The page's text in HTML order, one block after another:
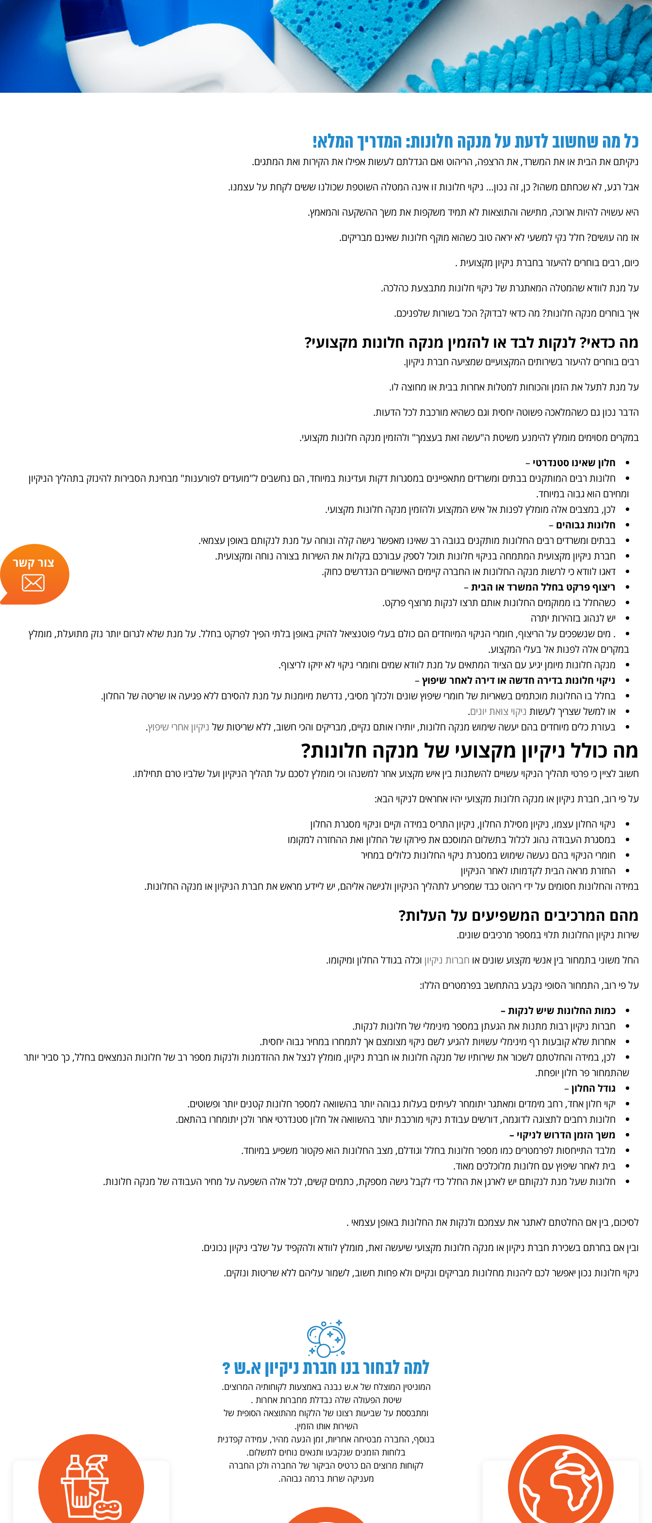
כל מה שחשוב לדעת על מנקה חלונות: המדריך המלא!
ניקיתם את הבית או את המשרד, את הרצפה, הריהוט ואם הגדלתם לעשות אפילו את הקירות ואת המתגים.
אבל רגע, לא שכחתם משהו? כן, זה נכון… ניקוי חלונות זו אינה המטלה השוטפת שכולנו ששים לקחת על עצמנו.
היא עשויה להיות ארוכה, מתישה והתוצאות לא תמיד משקפות את משך ההשקעה והמאמץ.
אז מה עושים? חלל נקי למשעי לא יראה טוב כשהוא מוקף חלונות שאינם מבריקים.
כיום, רבים בוחרים להיעזר בחברת ניקיון מקצועית .
על מנת לוודא שהמטלה המאתגרת של ניקוי חלונות מתבצעת כהלכה.
איך בוחרים מנקה חלונות? מה כדאי לבדוק? הכל בשורות שלפניכם.
מה כדאי?לנקות לבד או להזמין מנקה חלונות מקצועי?
רבים בוחרים להיעזר בשירותים המקצועיים שמציעה חברת ניקיון.
על מנת לתעל את הזמן והכוחות למטלות אחרות בבית או מחוצה לו.
הדבר נכון גם כשהמלאכה פשוטה יחסית וגם כשהיא מורכבת לכל הדעות.
במקרים מסוימים מומלץ להימנע משיטת ה"עשה זאת בעצמך" ולהזמין מנקה חלונות מקצועי.
חלון שאינו סטנדרטי –
חלונות רבים המותקנים בבתים ומשרדים מתאפיינים במסגרות דקות ועדינות במיוחד, הם נחשבים ל"מועדים לפורענות" מבחינת הסבירות להינזק בתהליך הניקיון
ומחירם הוא גבוה במיוחד.
לכן, במצבים אלה מומלץ לפנות אל איש המקצוע ולהזמין מנקה חלונות מקצועי.
חלונות גבוהים –
בבתים ומשרדים רבים החלונות מותקנים בגובה רב שאינו מאפשר גישה קלה ונוחה על מנת לנקותם באופן עצמאי.
חברת ניקיון מקצועית המתמחה בניקוי חלונות תוכל לספק עבורכם בקלות את השירות בצורה נוחה ומקצועית.
דאגו לוודא כי לרשות מנקה החלונות או החברה קיימים האישורים הנדרשים כחוק.
ריצוף פרקט בחלל המשרד או הבית–
כשהחלל בו ממוקמים החלונות אותם תרצו לנקות מרוצף פרקט.
יש לנהוג בזהירות יתרה
. מים שנשפכים על הריצוף, חומרי הניקוי המיוחדים הם כולם בעלי פוטנציאל להזיק באופן בלתי הפיך לפרקט בחלל. על מנת שלא לגרום יותר נזק מתועלת, מומלץ
במקרים אלה לפנות אל בעלי המקצוע.
מנקה חלונות מיומן יגיע עם הציוד המתאים על מנת לוודא שמים וחומרי ניקוי לא יזיקו לריצוף.
ניקוי חלונות בדירה חדשה או דירה לאחר שיפוץ–
בחלל בו החלונות מוכתמים בשאריות של חומרי שיפוץ שונים ולכלוך מסיבי, נדרשת מיומנות על מנת להסירם ללא פגיעה או שריטה של החלון.
או למשל שצריך לעשות ניקוי צואת יונים.
בעזרת כלים מיוחדים בהם יעשה שימוש מנקה חלונות, יותירו אותם נקיים, מבריקים והכי חשוב, ללא שריטות של ניקיון אחרי שיפוץ.
מה כולל ניקיון מקצועי של מנקה חלונות?
חשוב לציין כי פרטי תהליך הניקוי עשויים להשתנות בין איש מקצוע אחר למשנהו וכי מומלץ לסכם על תהליך הניקיון ועל שלביו טרם תחילתו.
על פי רוב, חברת ניקיון או מנקה חלונות מקצועי יהיו אחראים לניקוי הבא:
ניקוי החלון עצמו, ניקיון מסילת החלון, ניקיון התריס במידה וקיים וניקוי מסגרת החלון
במסגרת העבודה נהוג לכלול בתשלום המוסכם את פירוקו של החלון ואת ההחזרה למקומו
חומרי הניקוי בהם נעשה שימוש במסגרת ניקוי החלונות כלולים במחיר
החזרת מראה הבית לקדמותו לאחר הניקיון
במידה והחלונות חסומים על ידי ריהוט כבד שמפריע לתהליך הניקיון ולגישה אליהם, יש ליידע מראש את חברת הניקיון או מנקה החלונות.
מהם המרכיבים המשפיעים על העלות?
שירות ניקיון החלונות תלוי במספר מרכיבים שונים.
החל משוני בתמחור בין אנשי מקצוע שונים או חברות ניקיון וכלה בגודל החלון ומיקומו.
על פי רוב, התמחור הסופי נקבע בהתחשב בפרמטרים הללו:
כמות החלונות שיש לנקות –
חברות ניקיון רבות מתנות את הגעתן במספר מינימלי של חלונות לנקות.
אחרות שלא קובעות רף מינימלי עשויות להגיע לשם ניקוי מצומצם אך לתמחרו במחיר גבוה יחסית.
לכן, במידה והחלטתם לשכור את שירותיו של מנקה חלונות או חברת ניקיון, מומלץ לנצל את ההזדמנות ולנקות מספר רב של חלונות הנמצאים בחלל, כך סביר יותר
שהתמחור פר חלון יופחת.
גודל החלון–
יקוי חלון אחד, רחב מימדים ומאתגר יתומחר לעיתים בעלות גבוהה יותר בהשוואה למספר חלונות קטנים יותר ופשוטים.
חלונות רחבים לתצוגה לדוגמה, דורשים עבודת ניקוי מורכבת יותר בהשוואה אל חלון סטנדרטי אחר ולכן יתומחרו בהתאם.
משך הזמן הדרוש לניקוי –
מלבד התייחסות לפרמטרים כמו מספר חלונות בחלל וגודלם, מצב החלונות הוא פקטור משפיע במיוחד.
בית לאחר שיפוץ עם חלונות מלוכלכים מאוד.
חלונות שעל מנת לנקותם יש לארגן את החלל כדי לקבל גישה מספקת, כתמים קשים, לכל אלה השפעה על מחיר העבודה של מנקה חלונות.
לסיכום, בין אם החלטתם לאתגר את עצמכם ולנקות את החלונות באופן עצמאי .
ובין אם בחרתם בשכירת חברת ניקיון או מנקה חלונות מקצועי שיעשה זאת, מומלץ לוודא ולהקפיד על שלבי ניקיון נכונים.
ניקוי חלונות נכון יאפשר לכם ליהנות מחלונות מבריקים ונקיים ולא פחות חשוב, לשמור עליהם ללא שריטות ונזקים.
למה לבחור בנו חברת ניקיון א.ש ?
המוניטין המוצלח של א.ש נבנה באמצעות לקוחותיה המרוצים.
שיטת הפעולה שלה נבדלת מחברות אחרות .
ומתבססת על שביעות רצונו של הלקוח מהתוצאה הסופית של
השירות אותו הזמין.
בנוסף, החברה מבטיחה אחריות, זמן הגעה מהיר, עמידה קפדנית
בלוחות הזמנים שנקבעו ותנאים נוחים לתשלום.
לקוחות מרוצים הם כרטיס הביקור של החברה ולכן החברה
מעניקה שרות ברמה גבוהה.